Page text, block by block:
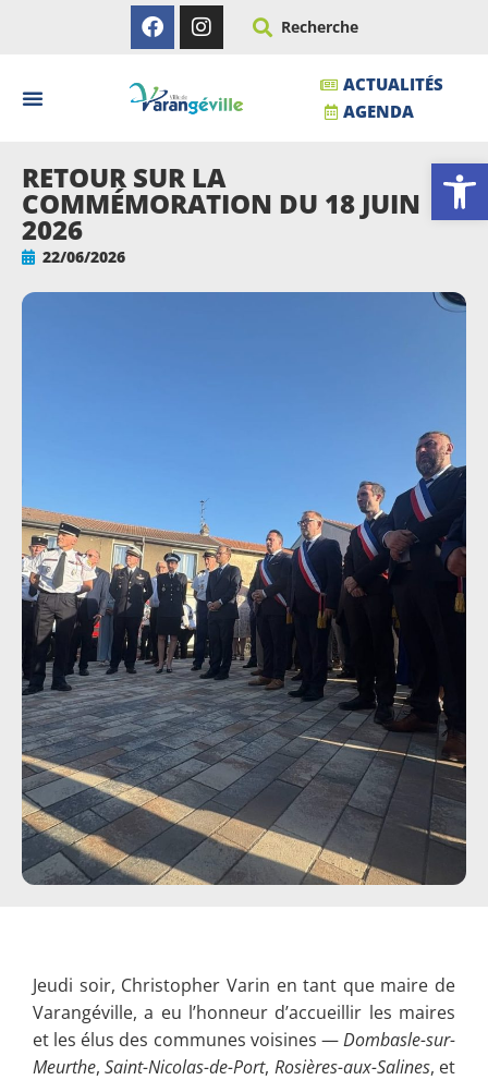
Ouvrir
Recherche
ACTUALITÉS
AGENDA
RETOUR SUR LA
COMMÉMORATION DU 18 JUIN
2026
22/06/2026
Jeudi soir, Christopher Varin en tant que maire de
Varangéville, a eu l’honneur d’accueillir les maires
et les élus des communes voisines —Dombasle-sur-
Meurthe,Saint-Nicolas-de-Port, Rosières-aux-Salines, et